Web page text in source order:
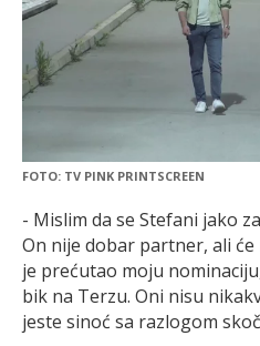
FOTO: TV PINK PRINTSCREEN
- Mislim da se Stefani jako
On nije dobar partner, ali
je prećutao moju
bik na Terzu. Oni nisu
jeste sinoć sa razlogom